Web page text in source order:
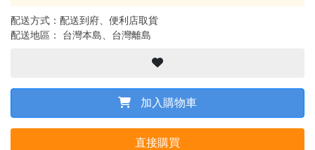
配送方式：配送到府、便利店取貨
配送地區： 台灣本島、台灣離島
加入購物車
直接購買